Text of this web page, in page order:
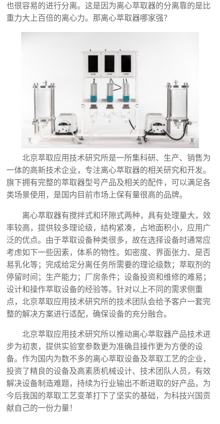
也很容易的进行分离。这是因为离心萃取器的分离靠的是比
重力大上百倍的离心力。那离心萃取器哪家强？
北京萃取应用技术研究所是一所集科研、生产、销售为
一体的高新技术企业，专注离心萃取器的相关研究和开发。
旗下拥有完整的萃取器型号产品及相关的配件，可以满足各
类场景使用，是国内目前市场上保有量很高的品牌。
离心萃取器有搅拌式和环隙式两种，具有处理量大，效
率较高，提供较多理论级，结构紧凑，占地面积小，应用广
泛的优点。由于萃取设备种类很多，故在选择设备时通常应
考虑如下一些因素，体系的物性。如密度、界面张力、是否
易乳化等；完成给定分离任务所需要的理论级数；萃取剂的
停留时间；生产能力；厂房条件；设备投资和维修的难易；
设计和操作萃取设备的经验等。针对以上不同的需求侧重
点，北京萃取应用技术研究所的技术团队会给予客户一套完
整的解决方案进行适配，确保设备的充分融合。
北京萃取应用技术研究所以推动离心萃取器产品技术进
步为初衷，提供实验室参数更为准确且操作更为方便的设
备。作为国内为数不多的离心萃取设备及萃取工艺的企业，
投资了精良的设备及高素质机械设计、技术团队人员，有效
解决设备制造难题，持续为行业输出不断进取的好产品，为
今后我国的萃取工艺变革打下了坚实的基础，为科技兴国贡
献自己的一份力量！